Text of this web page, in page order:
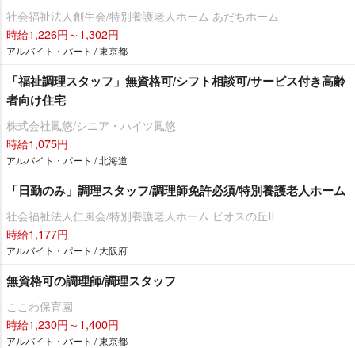
社会福祉法人創生会/特別養護老人ホーム あだちホーム
時給1,226円～1,302円
アルバイト・パート / 東京都
「福祉調理スタッフ」無資格可/シフト相談可/サービス付き高齢
者向け住宅
株式会社鳳悠/シニア・ハイツ鳳悠
時給1,075円
アルバイト・パート / 北海道
「日勤のみ」調理スタッフ/調理師免許必須/特別養護老人ホーム
社会福祉法人仁風会/特別養護老人ホーム ビオスの丘Ⅱ
時給1,177円
アルバイト・パート / 大阪府
無資格可の調理師/調理スタッフ
ここわ保育園
時給1,230円～1,400円
アルバイト・パート / 東京都